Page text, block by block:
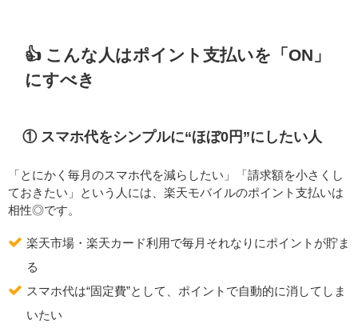
👍 こんな人はポイント支払いを「ON」
にすべき
① スマホ代をシンプルに“ほぼ0円”にしたい人
「とにかく毎月のスマホ代を減らしたい」「請求額を小さくし
ておきたい」という人には、楽天モバイルのポイント支払いは
相性◎です。
楽天市場・楽天カード利用で毎月それなりにポイントが貯ま
る
スマホ代は“固定費”として、ポイントで自動的に消してしま
いたい